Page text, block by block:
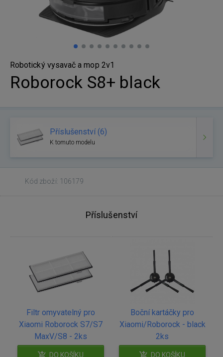
Robotický vysavač a mop 2v1
Roborock S8+ black
Příslušenství (6)
K tomuto modelu
Kód zboží: 106179
Příslušenství
Filtr omyvatelný pro
Xiaomi Roborock S7/S7
MaxV/S8 - 2ks
DO KOŠÍKU
Boční kartáčky pro
Xiaomi/Roborock - black
2ks
DO KOŠÍKU